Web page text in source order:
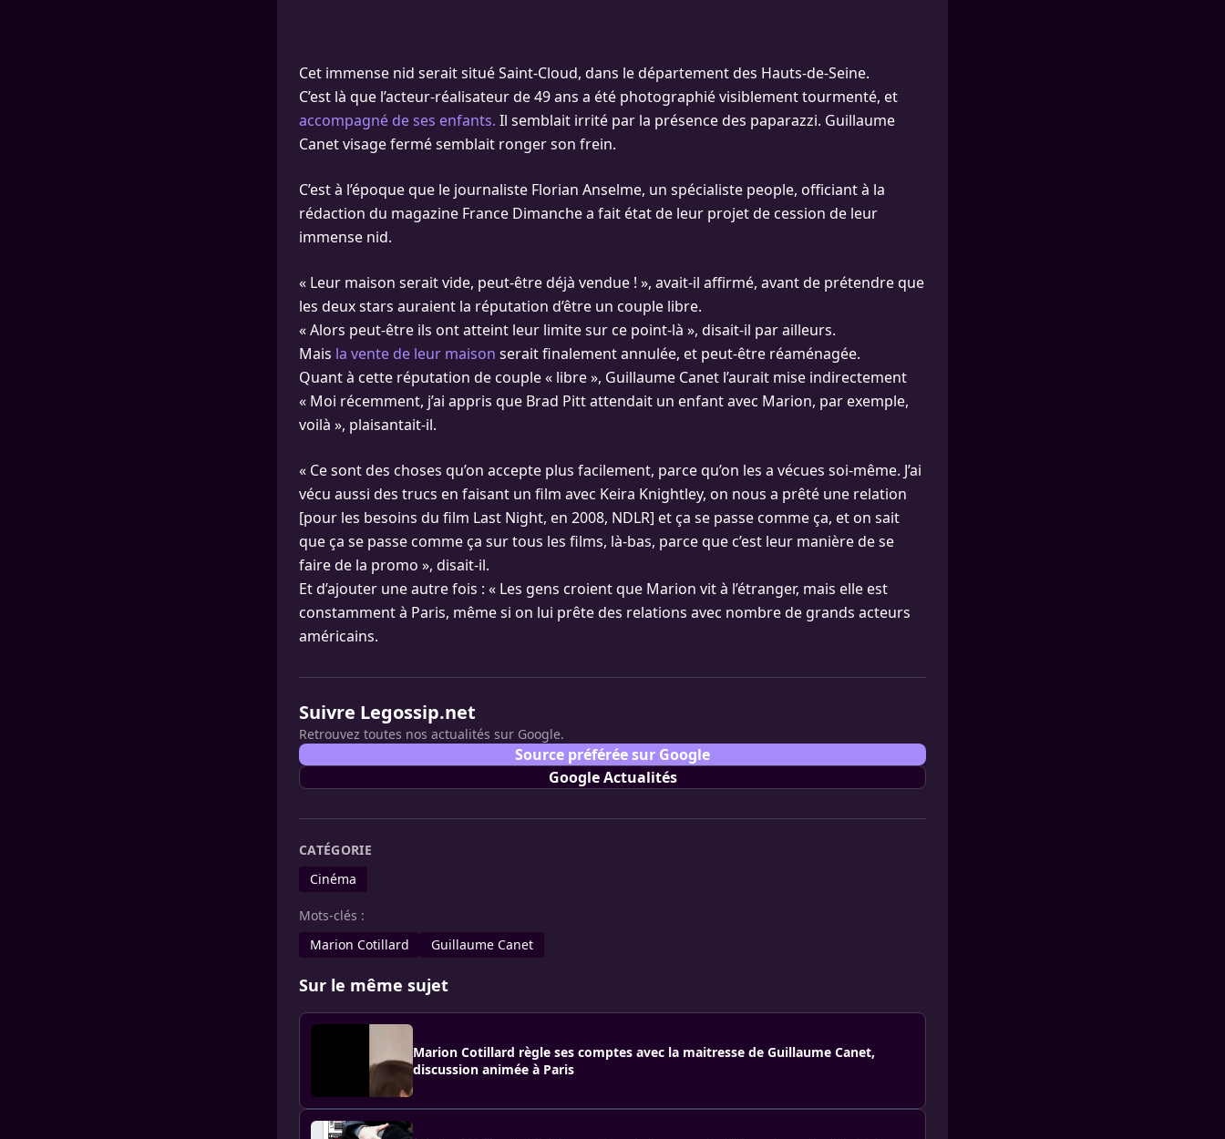
Cet immense nid serait situé Saint-Cloud, dans le département des Hauts-de-Seine.
C’est là que l’acteur-réalisateur de 49 ans a été photographié visiblement tourmenté, et
accompagné de ses enfants. Il semblait irrité par la présence des paparazzi. Guillaume
Canet visage fermé semblait ronger son frein.
C’est à l’époque que le journaliste Florian Anselme, un spécialiste people, officiant à la
rédaction du magazine France Dimanche a fait état de leur projet de cession de leur
immense nid.
« Leur maison serait vide, peut-être déjà vendue ! », avait-il affirmé, avant de prétendre que
les deux stars auraient la réputation d’être un couple libre.
« Alors peut-être ils ont atteint leur limite sur ce point-là », disait-il par ailleurs.
Mais la vente de leur maison serait finalement annulée, et peut-être réaménagée.
Quant à cette réputation de couple « libre », Guillaume Canet l’aurait mise indirectement
« Moi récemment, j’ai appris que Brad Pitt attendait un enfant avec Marion, par exemple,
voilà », plaisantait-il.
« Ce sont des choses qu’on accepte plus facilement, parce qu’on les a vécues soi-même. J’ai
vécu aussi des trucs en faisant un film avec Keira Knightley, on nous a prêté une relation
[pour les besoins du film Last Night, en 2008, NDLR] et ça se passe comme ça, et on sait
que ça se passe comme ça sur tous les films, là-bas, parce que c’est leur manière de se
faire de la promo », disait-il.
Et d’ajouter une autre fois : « Les gens croient que Marion vit à l’étranger, mais elle est
constamment à Paris, même si on lui prête des relations avec nombre de grands acteurs
américains.
Suivre Legossip.net
Retrouvez toutes nos actualités sur Google.
Source préférée sur Google
Google Actualités
CATÉGORIE
Cinéma
Mots-clés :
Marion Cotillard
Guillaume Canet
Sur le même sujet
Marion Cotillard règle ses comptes avec la maitresse de Guillaume Canet,
discussion animée à Paris